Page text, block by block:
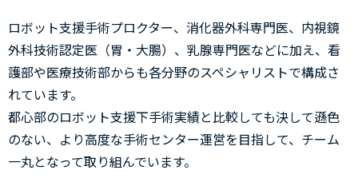
ロボット支援手術プロクター、消化器外科専門医、内視鏡
外科技術認定医（胃・大腸）、乳腺専門医などに加え、看
護部や医療技術部からも各分野のスペシャリストで構成さ
れています。
都心部のロボット支援下手術実績と比較しても決して遜色
のない、より高度な手術センター運営を目指して、チーム
一丸となって取り組んでいます。